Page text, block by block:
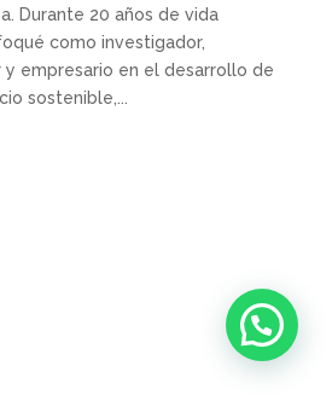
Durante 20 años de vida
como investigador,
empresario en el desarrollo de
sostenible,...